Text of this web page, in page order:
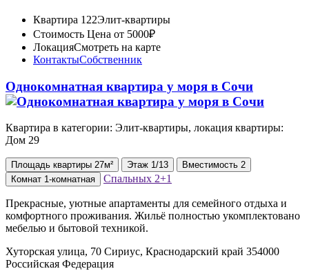
Квартира 122Элит-квартиры
Стоимость Цена от 5000₽
ЛокацияСмотреть на карте
КонтактыСобственник
Однокомнатная квартира у моря в Сочи
Квартира в категории: Элит-квартиры, локация квартиры:
Дом 29
Площадь квартиры 27м² Этаж 1/13 Вместимость 2
Комнат 1-комнатная Спальных 2+1
Прекрасные, уютные апартаменты для семейного отдыха и
комфортного проживания. Жильё полностью укомплектовано
мебелью и бытовой техникой.
Хуторская улица, 70 Сириус, Краснодарский край 354000
Российская Федерация